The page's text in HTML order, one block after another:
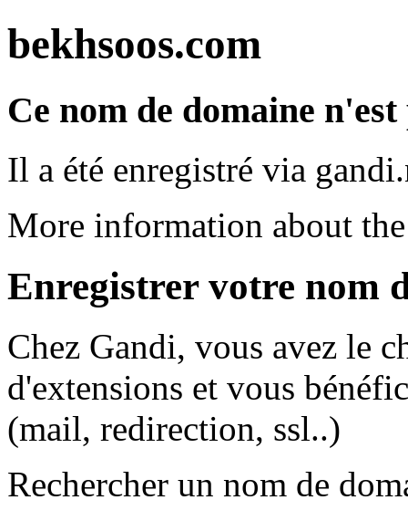
bekhsoos.com
Ce nom de domaine
Il a été enregistré via
More information about
Enregistrer votre nom
Chez Gandi, vous avez le
d'extensions et vous
(mail, redirection, ssl..)
Rechercher un nom de